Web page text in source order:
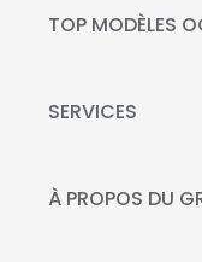
Mercedes-Benz
Kia
TOP MODÈLES
Peugeot 208
SERVICES
Livraison à
À PROPOS DU